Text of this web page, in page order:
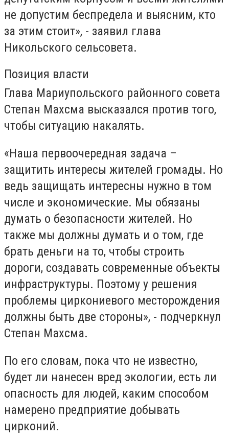
не допустим беспредела и выясним, кто
за этим стоит», - заявил глава
Никольского сельсовета.
Позиция власти
Глава Мариупольского районного совета
Степан Махсма высказался против того,
чтобы ситуацию накалять.
«Наша первоочередная задача –
защитить интересы жителей громады. Но
ведь защищать интересны нужно в том
числе и экономические. Мы обязаны
думать о безопасности жителей. Но
также мы должны думать и о том, где
брать деньги на то, чтобы строить
дороги, создавать современные объекты
инфраструктуры. Поэтому у решения
проблемы циркониевого месторождения
должны быть две стороны», - подчеркнул
Степан Махсма.
По его словам, пока что не известно,
будет ли нанесен вред экологии, есть ли
опасность для людей, каким способом
намерено предприятие добывать
цирконий.